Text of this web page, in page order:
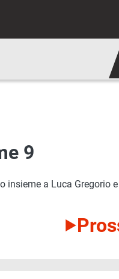
9
insieme a Luca Gregorio